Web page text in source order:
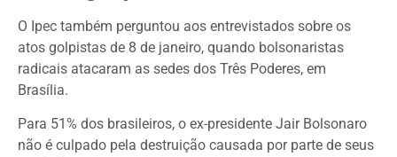
O Ipec também perguntou aos entrevistados sobre os
atos golpistas de 8 de janeiro, quando bolsonaristas
radicais atacaram as sedes dos Três Poderes, em
Brasília.
Para 51% dos brasileiros, o ex-presidente Jair Bolsonaro
não é culpado pela destruição causada por parte de seus